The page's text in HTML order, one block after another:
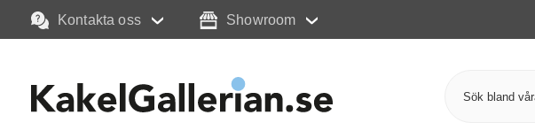
Kontakta oss Showroom